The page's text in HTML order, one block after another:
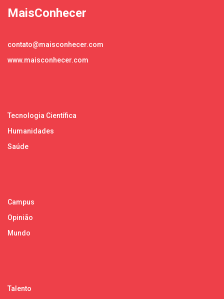
MaisConhecer
contato@maisconhecer.com
www.maisconhecer.com
Tecnologia Científica
Humanidades
Saúde
Campus
Opinião
Mundo
Talento